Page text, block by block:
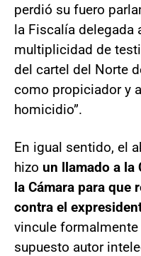
perdió su fuero
la Fiscalía delegada
multiplicidad de
del cartel del Norte
como propiciador y
homicidio”.
En igual sentido, el
hizo un llamado a la
la Cámara para que
contra el
vincule
supuesto autor